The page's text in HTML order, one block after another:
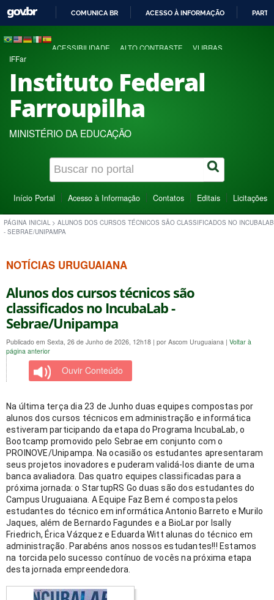
COMUNICA BR ACESSO À INFORMAÇÃO
ACESSIBILIDADE ALTO CONTRASTE VLIBRAS
IFFar
Instituto Federal
Farroupilha
MINISTÉRIO DA EDUCAÇÃO
Início Portal Acesso à Informação Contatos Editais Licitações
PÁGINA INICIAL > ALUNOS DOS CURSOS TÉCNICOS SÃO CLASSIFICADOS NO INCUBALAB
- SEBRAE/UNIPAMPA
NOTÍCIAS URUGUAIANA
Alunos dos cursos técnicos são
classificados no IncubaLab -
Sebrae/Unipampa
Publicado em Sexta, 26 de Junho de 2026, 12h18 | por Ascom Uruguaiana | Voltar à
página anterior
Ouvir Conteúdo
Na última terça dia 23 de Junho duas equipes compostas por
alunos dos cursos técnicos em administração e informática
estiveram participando da etapa do Programa IncubaLab, o
Bootcamp promovido pelo Sebrae em conjunto com o
PROINOVE/Unipampa. Na ocasião os estudantes apresentaram
seus projetos inovadores e puderam validá-los diante de uma
banca avaliadora. Das quatro equipes classificadas para a
próxima jornada: o StartupRS Go duas são dos estudantes do
Campus Uruguaiana. A Equipe Faz Bem é composta pelos
estudantes do técnico em informática Antonio Barreto e Murilo
Jaques, além de Bernardo Fagundes e a BioLar por Isally
Friedrich, Érica Vázquez e Eduarda Witt alunas do técnico em
administração. Parabéns anos nossos estudantes!!! Estamos
na torcida pelo sucesso contínuo de vocês na próxima etapa
desta jornada empreendedora.